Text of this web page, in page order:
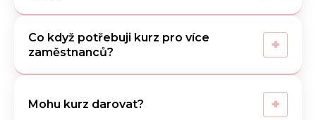
Co když potřebuji kurz pro více
zaměstnanců?
+
Mohu kurz darovat? +